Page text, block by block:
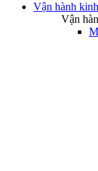
Vận hành
Vận